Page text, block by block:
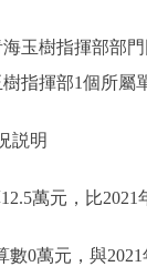
樹指揮部部門
指揮部1個所屬
説明
萬元，比2021
0萬元，與2021